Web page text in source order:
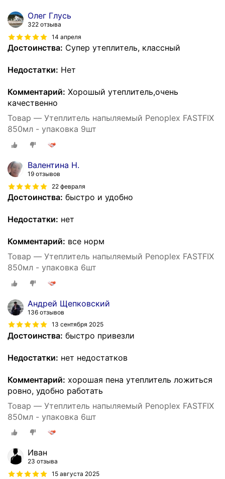
Олег Глусь
322 отзыва
14 апреля
Достоинства: Супер утеплитель, классный
Недостатки: Нет
Комментарий: Хорошый утеплитель,очень
качественно
Товар — Утеплитель напыляемый Penoplex FASTFIX
850мл - упаковка 9шт
Валентина Н.
19 отзывов
22 февраля
Достоинства: быстро и удобно
Недостатки: нет
Комментарий: все норм
Товар — Утеплитель напыляемый Penoplex FASTFIX
850мл - упаковка 6шт
Андрей Щепковский
136 отзывов
13 сентября 2025
Достоинства: быстро привезли
Недостатки: нет недостатков
Комментарий: хорошая пена утеплитель ложиться
ровно, удобно работать
Товар — Утеплитель напыляемый Penoplex FASTFIX
850мл - упаковка 6шт
Иван
23 отзыва
15 августа 2025